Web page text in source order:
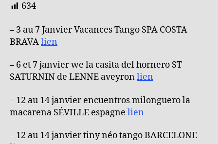
634
– 3 au 7 Janvier Vacances Tango SPA COSTA
BRAVAlien
– 6 et 7 janvier we la casita del hornero ST
SATURNIN de LENNE aveyron lien
– 12 au 14 janvier encuentros milonguero la
macarena SÉVILLE espagne lien
– 12 au 14 janvier tiny néo tango BARCELONE